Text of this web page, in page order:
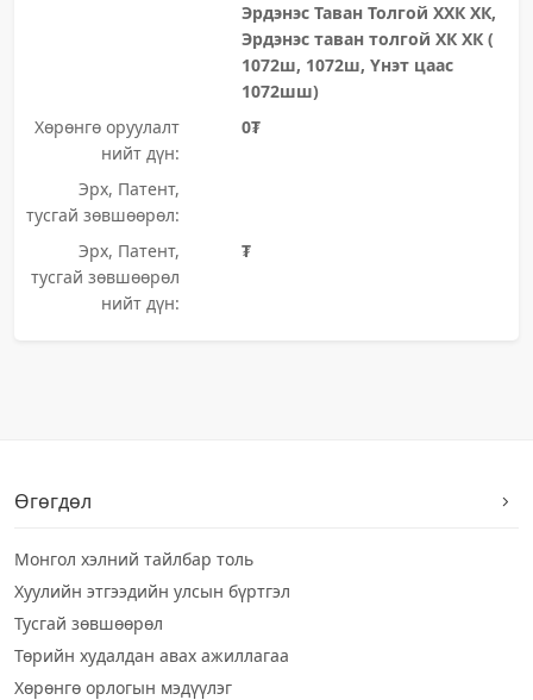
Эрдэнэс Таван Толгой ХХК ХК,
Эрдэнэс таван толгой ХК ХК (
1072ш, 1072ш, Үнэт цаас
1072шш)
Хөрөнгө оруулалт
нийт дүн:
0₮
Эрх, Патент,
тусгай зөвшөөрөл:
Эрх, Патент,
тусгай зөвшөөрөл
нийт дүн:
₮
Өгөгдөл
Монгол хэлний тайлбар толь
Хуулийн этгээдийн улсын бүртгэл
Тусгай зөвшөөрөл
Төрийн худалдан авах ажиллагаа
Хөрөнгө орлогын мэдүүлэг